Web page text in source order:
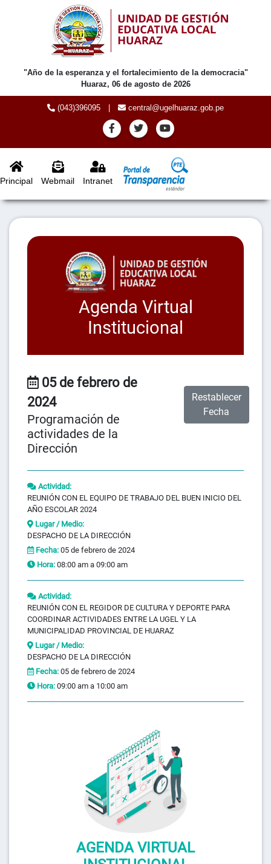
"Año de la esperanza y el fortalecimiento de la democracia"
Huaraz, 06 de agosto de 2026
(043)396095 central@ugelhuaraz.gob.pe
Principal Webmail Intranet
Agenda Virtual
Institucional
05 de febrero de
2024
Programación de
actividades de la
Dirección
Restablecer
Fecha
Actividad:
REUNIÓN CON EL EQUIPO DE TRABAJO DEL BUEN INICIO DEL
AÑO ESCOLAR 2024
Lugar / Medio:
DESPACHO DE LA DIRECCIÓN
Fecha: 05 de febrero de 2024
Hora: 08:00 am a 09:00 am
Actividad:
REUNIÓN CON EL REGIDOR DE CULTURA Y DEPORTE PARA
COORDINAR ACTIVIDADES ENTRE LA UGEL Y LA
MUNICIPALIDAD PROVINCIAL DE HUARAZ
Lugar / Medio:
DESPACHO DE LA DIRECCIÓN
Fecha: 05 de febrero de 2024
Hora: 09:00 am a 10:00 am
AGENDA VIRTUAL